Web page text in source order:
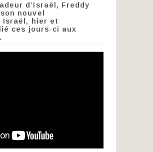
d’Israël, Freddy
nouvel
Israël, hier et
ces jours-ci aux